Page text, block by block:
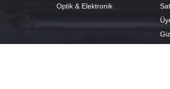
Optik & Elektronik